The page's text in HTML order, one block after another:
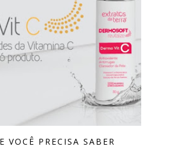
VOCÊ PRECISA SABER